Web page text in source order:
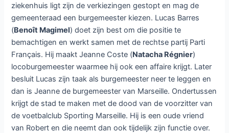
ziekenhuis ligt zijn de verkiezingen gestopt en mag de
gemeenteraad een burgemeester kiezen. Lucas Barres
(Benoît Magimel) doet zijn best om die positie te
bemachtigen en werkt samen met de rechtse partij Parti
Français. Hij maakt Jeanne Coste (Natacha Régnier)
locoburgemeester waarmee hij ook een affaire krijgt. Later
besluit Lucas zijn taak als burgemeester neer te leggen en
dan is Jeanne de burgemeester van Marseille. Ondertussen
krijgt de stad te maken met de dood van de voorzitter van
de voetbalclub Sporting Marseille. Hij is een oude vriend
van Robert en die neemt dan ook tijdelijk zijn functie over.